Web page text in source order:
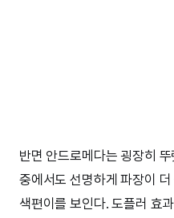
반면 안드로메다는 굉장히
중에서도 선명하게 파장이
색편이를 보인다. 도플러 효